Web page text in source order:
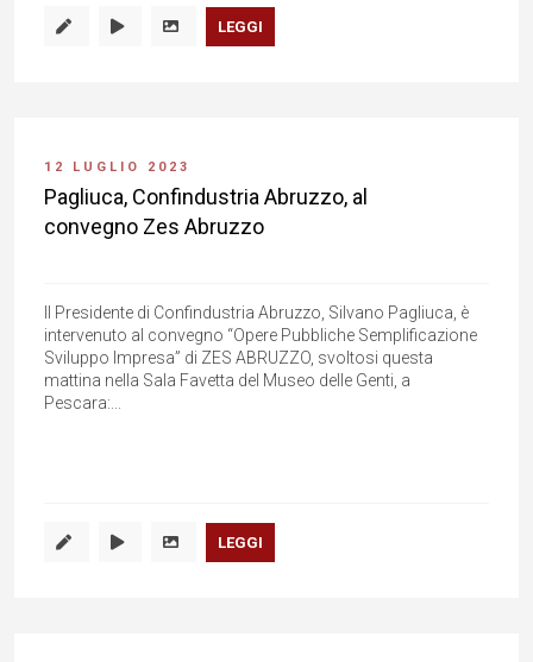
LEGGI
12 LUGLIO 2023
Pagliuca, Confindustria Abruzzo, al
convegno Zes Abruzzo
Il Presidente di Confindustria Abruzzo, Silvano Pagliuca, è
intervenuto al convegno “Opere Pubbliche Semplificazione
Sviluppo Impresa” di ZES ABRUZZO, svoltosi questa
mattina nella Sala Favetta del Museo delle Genti, a
Pescara:...
LEGGI